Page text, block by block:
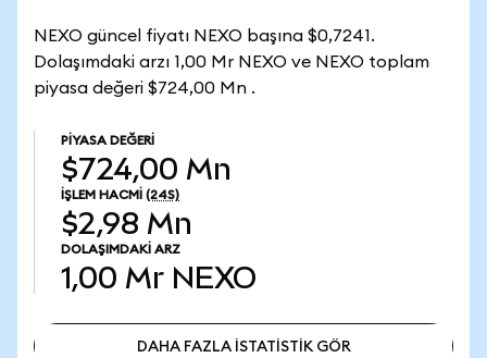
NEXO güncel fiyatı NEXO başına $0,7241.
Dolaşımdaki arzı 1,00 Mr NEXO ve NEXO toplam
piyasa değeri $724,00 Mn .
PIYASA DEĞERI
$724,00 Mn
İŞLEM HACMI (24S)
$2,98 Mn
DOLAŞIMDAKI ARZ
1,00 Mr NEXO
DAHA FAZLA İSTATİSTİK GÖR